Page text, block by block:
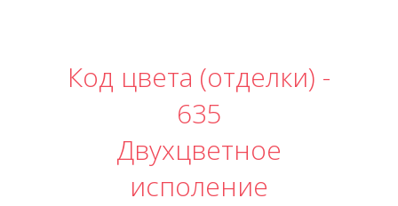
Код цвета (отделки) -
635
Двухцветное
исполение